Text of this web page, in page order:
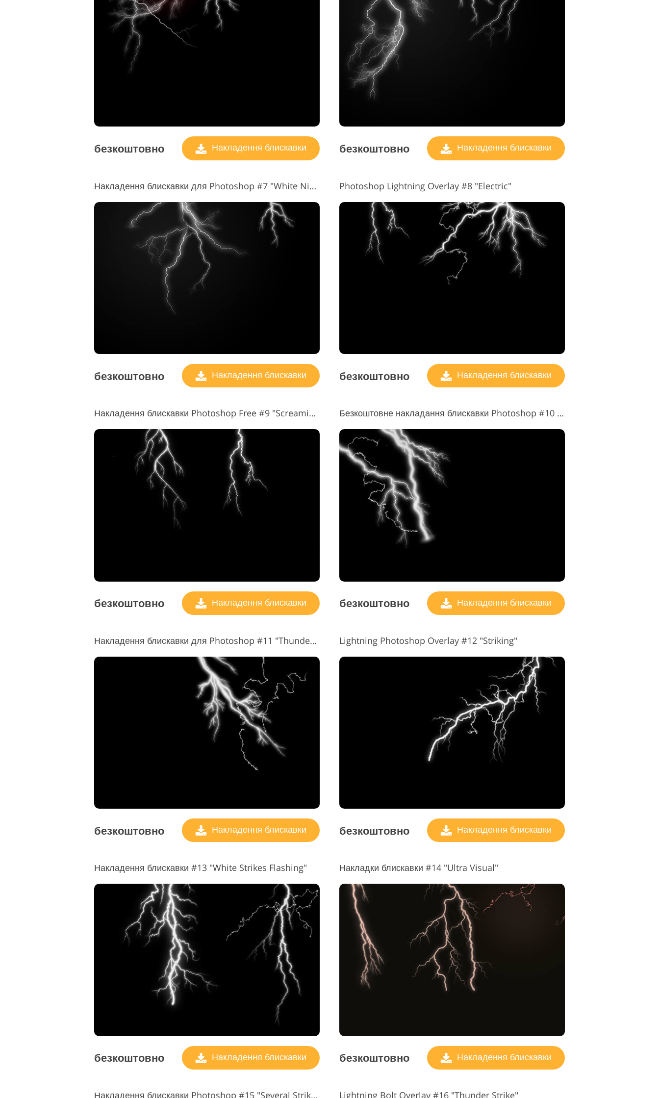
безкоштовно Накладення блискавки безкоштовно Накладення блискавки
Накладення блискавки для Photoshop #7 "White Nightmare"
безкоштовно Накладення блискавки
Photoshop Lightning Overlay #8 "Electric"
безкоштовно Накладення блискавки
Накладення блискавки Photoshop Free #9 "Screaming Sky"
безкоштовно Накладення блискавки
Безкоштовне накладання блискавки Photoshop #10 "Energy"
безкоштовно Накладення блискавки
Накладення блискавки для Photoshop #11 "Thunder Energy"
безкоштовно Накладення блискавки
Lightning Photoshop Overlay #12 "Striking"
безкоштовно Накладення блискавки
Накладення блискавки #13 "White Strikes Flashing"
безкоштовно Накладення блискавки
Накладки блискавки #14 "Ultra Visual"
безкоштовно Накладення блискавки
Накладення блискавки Photoshop #15 "Several Strikes" Lightning Bolt Overlay #16 "Thunder Strike"